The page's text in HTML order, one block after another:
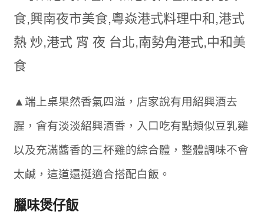
▲端上桌果然香氣四溢，店家說有用紹興酒去
腥，會有淡淡紹興酒香，入口吃有點類似豆乳雞
以及充滿醬香的三杯雞的綜合體，整體調味不會
太鹹，這道還挺適合搭配白飯。
臘味煲仔飯